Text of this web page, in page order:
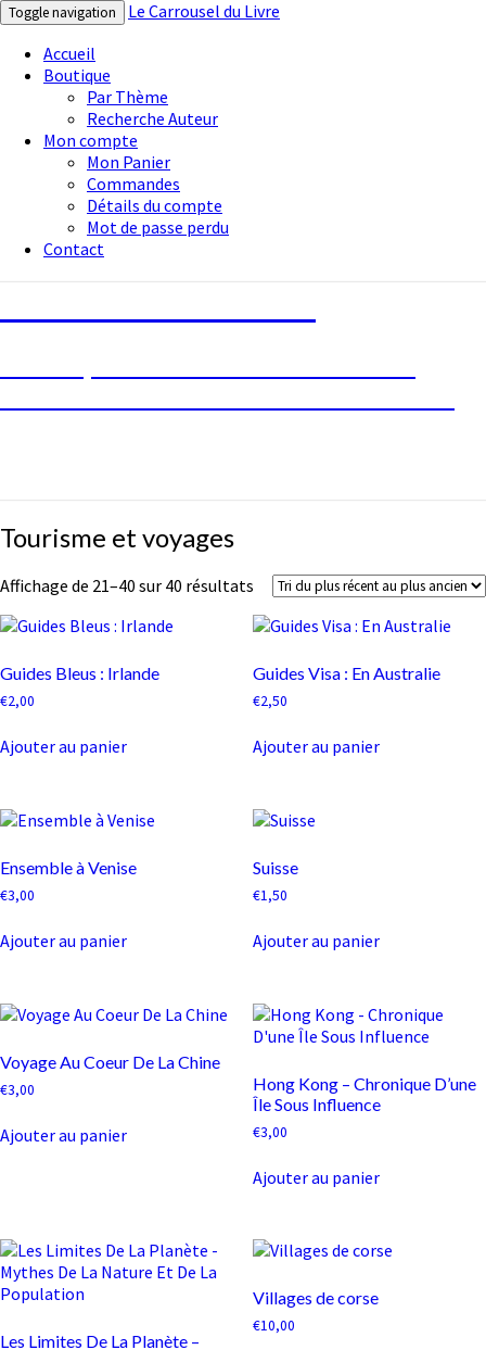
Toggle navigation
Le Carrousel du Livre
Accueil
Boutique
Par Thème
Recherche Auteur
Mon compte
Mon Panier
Commandes
Détails du compte
Mot de passe perdu
Contact
Tourisme
et
voyages
Tourisme et voyages
Affichage de 21–40 sur 40 résultats Trié
plus
au
plus
ancien
Guides Bleus : Irlande
€2,00
Ajouter au panier
Guides Visa : En Australie
€2,50
Ajouter au panier
Ensemble à Venise
€3,00
Ajouter au panier
Suisse
€1,50
Ajouter au panier
Voyage Au Coeur De La Chine
€3,00
Ajouter au panier
Hong Kong – Chronique D’une
Île Sous Influence
€3,00
Ajouter au panier
Les Limites De La Planète –
Villages de corse
€10,00